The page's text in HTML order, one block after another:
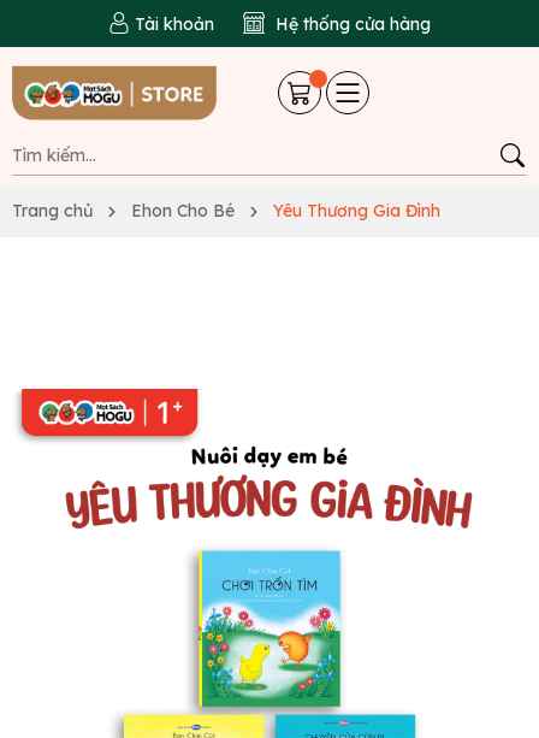
Tài khoản Hệ thống cửa hàng
Trang chủ Ehon Cho Bé Yêu Thương Gia Đình